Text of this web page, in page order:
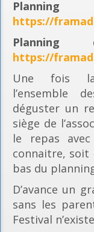
https://
Planning
https://
Une fois la
l’ensemble
déguster un
siège de
le repas
connaitre, soit
bas du
D’avance un
sans les
Festival